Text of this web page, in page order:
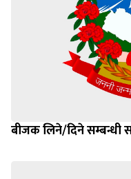
बीजक लिने/दिने सम्बन्धी